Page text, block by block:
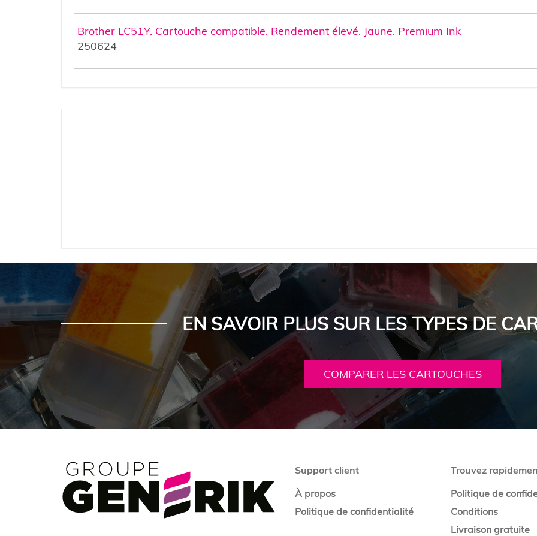
Brother LC51Y. Cartouche compatible. Rendement élevé. Jaune. Premium Ink
250624
EN SAVOIR PLUS SUR LES TYPES DE
COMPARER LES CARTOUCHES
Support client
À propos
Politique de confidentialité
Trouvez
Politique de
Conditions
Livraison gratuite